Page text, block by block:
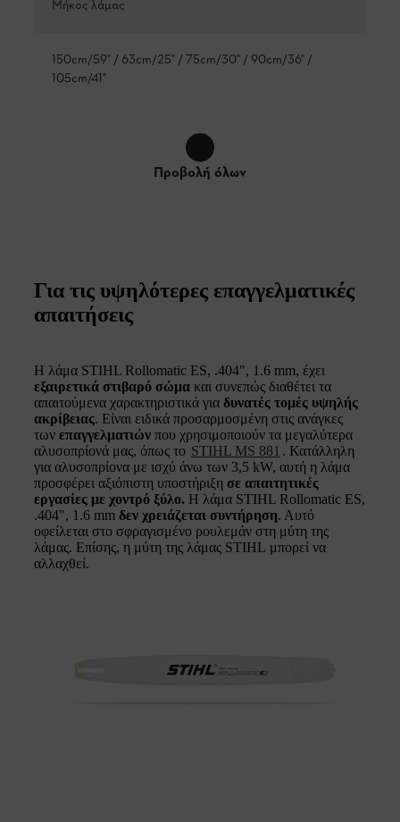
Μήκος λάμας
150cm/59" / 63cm/25" / 75cm/30" / 90cm/36" /
105cm/41"
Προβολή όλων
Για τις υψηλότερες επαγγελματικές
απαιτήσεις
Η λάμα STIHL Rollomatic ES, .404", 1.6 mm, έχει
εξαιρετικά στιβαρό σώμα και συνεπώς διαθέτει τα
απαιτούμενα χαρακτηριστικά για δυνατές τομές υψηλής
ακρίβειας. Είναι ειδικά προσαρμοσμένη στις ανάγκες
των επαγγελματιών που χρησιμοποιούν τα μεγαλύτερα
αλυσοπρίονά μας, όπως το STIHL MS 881 . Κατάλληλη
για αλυσοπρίονα με ισχύ άνω των 3,5 kW, αυτή η λάμα
προσφέρει αξιόπιστη υποστήριξη σε απαιτητικές
εργασίες με χοντρό ξύλο. Η λάμα STIHL Rollomatic ES,
.404", 1.6 mm δεν χρειάζεται συντήρηση. Αυτό
οφείλεται στο σφραγισμένο ρουλεμάν στη μύτη της
λάμας. Επίσης, η μύτη της λάμας STIHL μπορεί να
αλλαχθεί.